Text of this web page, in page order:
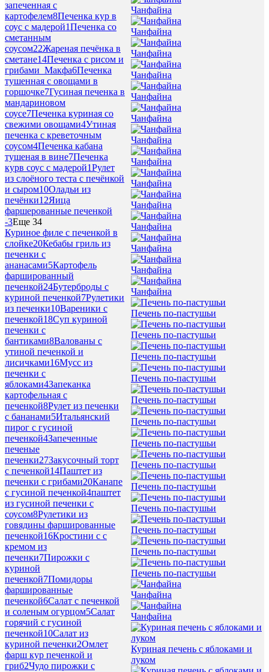
запеченная с
картофелем8Печенка кур в
соус с мадерой1Печенка со
сметанным
соусом22Жареная печёнка в
сметане14Печенка с рисом и
грибами_Макфа6Печенка
тушенная с овощами в
горшочке7Гусиная печенка в
мандариновом
соусе7Печенка куриная со
свежими овощами4Утиная
печенка с креветочным
соусом4Печенка кабана
тушеная в вине7Печенка
курв соус с мадерой1Рулет
из слоёного теста с печёнкой
и сыром10Оладьи из
печёнки12Яица
фаршерованные печенкой
-3Еще 34
Куриное филе с печенкой в
слойке20Кебабы гриль из
печенки с
ананасами5Картофель
фаршированный
печенкой24Бутерброды с
куриной печенкой7Рулетики
из печенки10Вареники с
печенкой18Суп куриной
печенки с
бантиками8Валованы с
утиной печенкой и
лисичками16Мусс из
печенки с
яблоками4Запеканка
картофельная с
печенкой8Рулет из печенки
с бананами5Итальянский
пирог с гусиной
печенкой4Запеченные
печеные
печенки27Закусочный торт
с печенкой14Паштет из
печенки с грибами20Канапе
с гусиной печенкой4паштет
из гусиной печенки с
соусом8Рулетики из
говядины фаршированные
печенкой16Кростини с с
кремом из
печенки7Пирожки с
куриной
печенкой7Помидоры
фаршированные
печенкой6Салат с печенкой
и соленым огурцом5Салат
горячий с гусиной
печенкой10Салат из
куриной печенки2Омлет
фарш кур печенкой и
гриб2Чудо пирожки с
Чанфайна
Чанфайна
Чанфайна
Чанфайна
Чанфайна
Чанфайна
Чанфайна
Чанфайна
Чанфайна
Чанфайна
Чанфайна
Чанфайна
Чанфайна
Чанфайна
Печень по-пастушьи
Печень по-пастушьи
Печень по-пастушьи
Печень по-пастушьи
Печень по-пастушьи
Печень по-пастушьи
Печень по-пастушьи
Печень по-пастушьи
Печень по-пастушьи
Печень по-пастушьи
Печень по-пастушьи
Печень по-пастушьи
Печень по-пастушьи
Чанфайна
Чанфайна
Куриная печень с яблоками и
луком